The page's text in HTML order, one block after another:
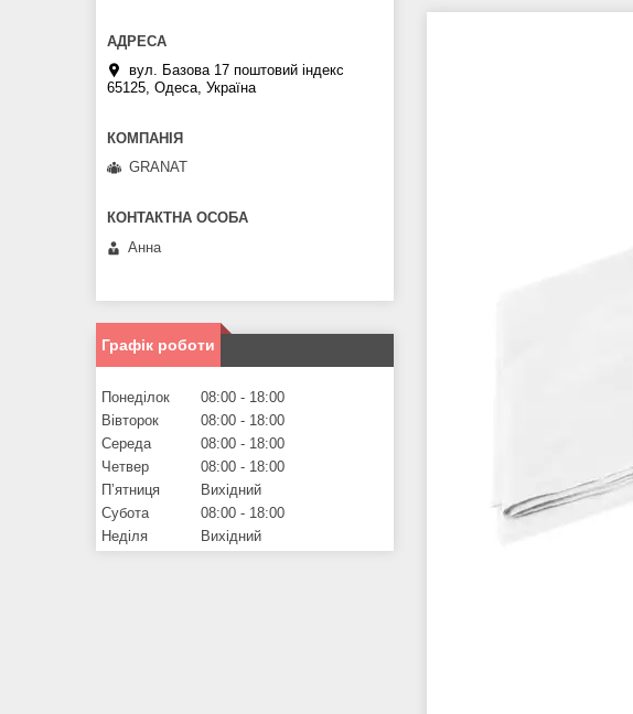
вул. Базова 17 поштовий індекс
65125, Одеса, Україна
GRANAT
Анна
Графік роботи
Понеділок 08:00
18:00
Вівторок
08:00
18:00
Середа
08:00
18:00
Четвер
08:00
18:00
Пʼятниця
Вихідний
Субота
08:00
18:00
Неділя
Вихідний